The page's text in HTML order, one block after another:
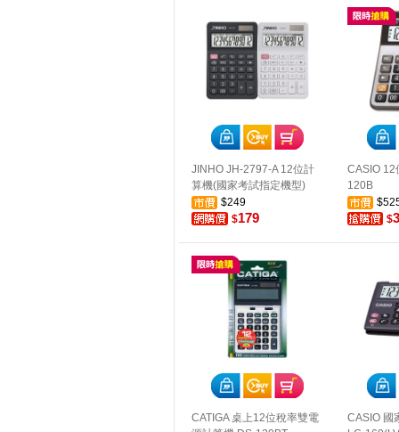
JINHO JH-2797-A 12位計
算機(國家考試指定機型)
$249
$179
CASIO 12
120B
$
CATIGA 桌上12位稅率雙電
CASIO 國